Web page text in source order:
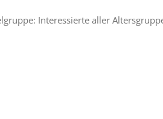
Interessierte aller